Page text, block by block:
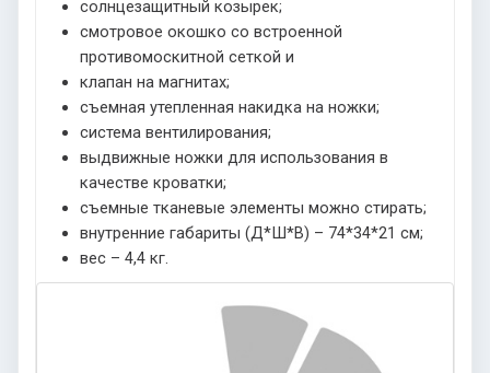
солнцезащитный козырек;
смотровое окошко со встроенной
противомоскитной сеткой и
клапан на магнитах;
съемная утепленная накидка на ножки;
система вентилирования;
выдвижные ножки для использования в
качестве кроватки;
съемные тканевые элементы можно стирать;
внутренние габариты (Д*Ш*В) – 74*34*21 см;
вес – 4,4 кг.